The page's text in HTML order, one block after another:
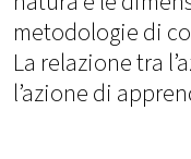
metodologie di
La relazione tra
l’azione di